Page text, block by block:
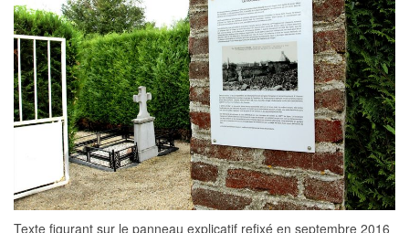
Texte figurant sur le panneau explicatif refixé en septembre 2016